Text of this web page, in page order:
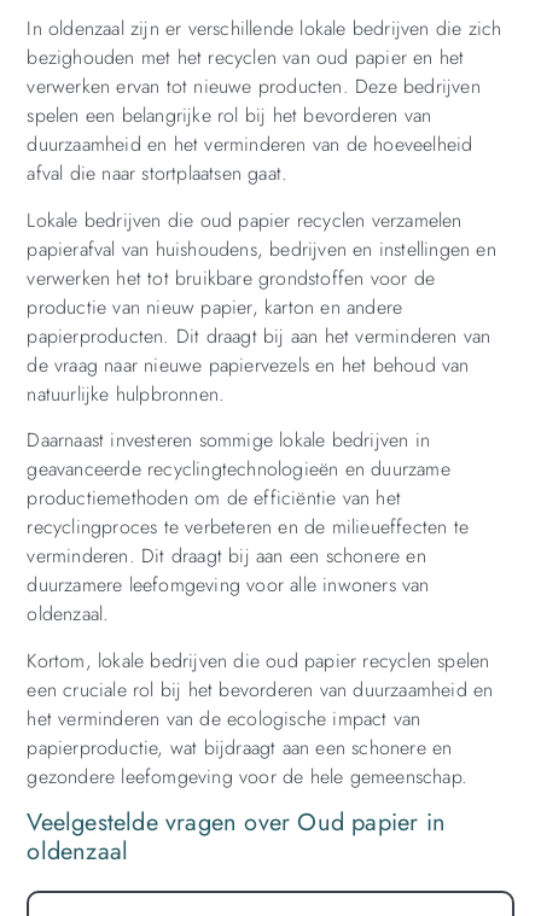
In oldenzaal zijn er verschillende lokale bedrijven die zich
bezighouden met het recyclen van oud papier en het
verwerken ervan tot nieuwe producten. Deze bedrijven
spelen een belangrijke rol bij het bevorderen van
duurzaamheid en het verminderen van de hoeveelheid
afval die naar stortplaatsen gaat.
Lokale bedrijven die oud papier recyclen verzamelen
papierafval van huishoudens, bedrijven en instellingen en
verwerken het tot bruikbare grondstoffen voor de
productie van nieuw papier, karton en andere
papierproducten. Dit draagt bij aan het verminderen van
de vraag naar nieuwe papiervezels en het behoud van
natuurlijke hulpbronnen.
Daarnaast investeren sommige lokale bedrijven in
geavanceerde recyclingtechnologieën en duurzame
productiemethoden om de efficiëntie van het
recyclingproces te verbeteren en de milieueffecten te
verminderen. Dit draagt bij aan een schonere en
duurzamere leefomgeving voor alle inwoners van
oldenzaal.
Kortom, lokale bedrijven die oud papier recyclen spelen
een cruciale rol bij het bevorderen van duurzaamheid en
het verminderen van de ecologische impact van
papierproductie, wat bijdraagt aan een schonere en
gezondere leefomgeving voor de hele gemeenschap.
Veelgestelde vragen over Oud papier in
oldenzaal